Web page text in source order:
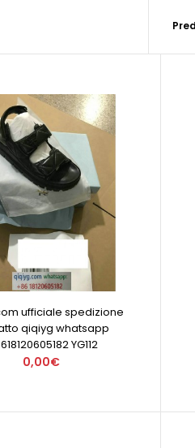
ufficiale spedizione
qiqiyg whatsapp
YG112
0,00€